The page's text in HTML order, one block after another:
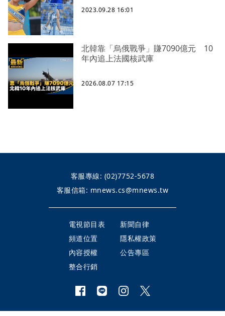
2023.09.28 16:01
北韓靠「烏俄戰爭」賺7090億元 10
年內追上法國核武庫
2026.08.07 17:15
客服專線: (02)7752-5678
客服信箱: mnews.cs@mnews.tw
電視節目表
新聞自律
頻道位置
隱私權政策
內容授權
公告專區
整合行銷